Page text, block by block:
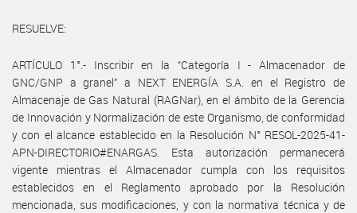
RESUELVE:
ARTÍCULO 1°.- Inscribir en la “Categoría I - Almacenador de
GNC/GNP a granel” a NEXT ENERGÍA S.A. en el Registro de
Almacenaje de Gas Natural (RAGNar), en el ámbito de la Gerencia
de Innovación y Normalización de este Organismo, de conformidad
y con el alcance establecido en la Resolución N° RESOL-2025-41-
APN-DIRECTORIO#ENARGAS. Esta autorización permanecerá
vigente mientras el Almacenador cumpla con los requisitos
establecidos en el Reglamento aprobado por la Resolución
mencionada, sus modificaciones, y con la normativa técnica y de